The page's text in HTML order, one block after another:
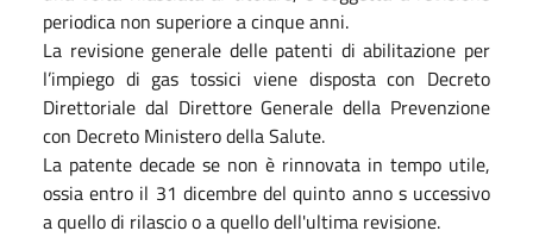
periodica non superiore a cinque anni.
La revisione generale delle patenti di abilitazione per
l’impiego di gas tossici viene disposta con Decreto
Direttoriale dal Direttore Generale della Prevenzione
con Decreto Ministero della Salute.
La patente decade se non è rinnovata in tempo utile,
ossia entro il 31 dicembre del quinto anno s uccessivo
a quello di rilascio o a quello dell'ultima revisione.